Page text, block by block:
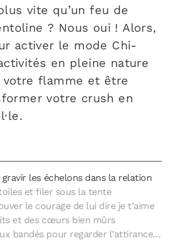
gravir les échelons dans la relation
et filer sous la tente
le courage de lui dire je t’aime
et des cœurs bien mûrs
bandés pour regarder l’attirance
vite qu’un feu de
? Nous oui ! Alors,
activer le mode Chi-
en pleine nature
flamme et être
votre crush en